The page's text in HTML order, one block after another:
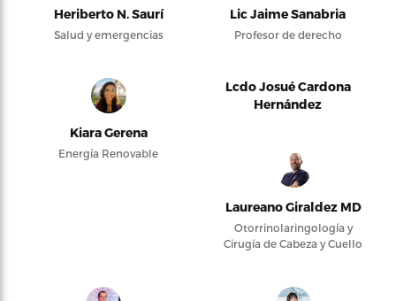
Heriberto N. Saurí
Salud y emergencias
Lic Jaime Sanabria
Profesor de derecho
Kiara Gerena
Energía Renovable
Lcdo Josué Cardona
Hernández
Laureano Giraldez MD
Otorrinolaringología y
Cirugía de Cabeza y Cuello